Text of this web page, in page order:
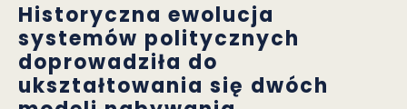
Historyczna ewolucja
systemów politycznych
doprowadziła do
ukształtowania się dwóch